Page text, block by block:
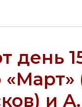
день
«Март»
и